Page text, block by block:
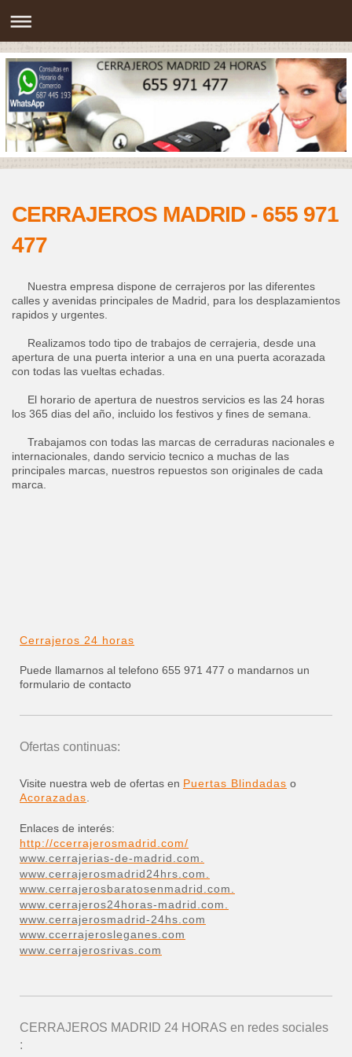
CERRAJEROS MADRID - 655 971
477
Nuestra empresa dispone de cerrajeros por las diferentes
calles y avenidas principales de Madrid, para los desplazamientos
rapidos y urgentes.
Realizamos todo tipo de trabajos de cerrajeria, desde una
apertura de una puerta interior a una en una puerta acorazada
con todas las vueltas echadas.
El horario de apertura de nuestros servicios es las 24 horas
los 365 dias del año, incluido los festivos y fines de semana.
Trabajamos con todas las marcas de cerraduras nacionales e
internacionales, dando servicio tecnico a muchas de las
principales marcas, nuestros repuestos son originales de cada
marca.
Cerrajeros 24 horas
Puede llamarnos al telefono 655 971 477 o mandarnos un
formulario de contacto
Ofertas continuas:
Visite nuestra web de ofertas en Puertas Blindadas o
Acorazadas
Enlaces de interés:
http://ccerrajerosmadrid.com/
www.cerrajerias-de-madrid.com.
www.cerrajerosmadrid24hrs.com.
www.cerrajerosbaratosenmadrid.com.
www.cerrajeros24horas-madrid.com.
www.cerrajerosmadrid-24hs.com
www.ccerrajerosleganes.com
www.cerrajerosrivas.com
CERRAJEROS MADRID 24 HORAS en redes sociales
: